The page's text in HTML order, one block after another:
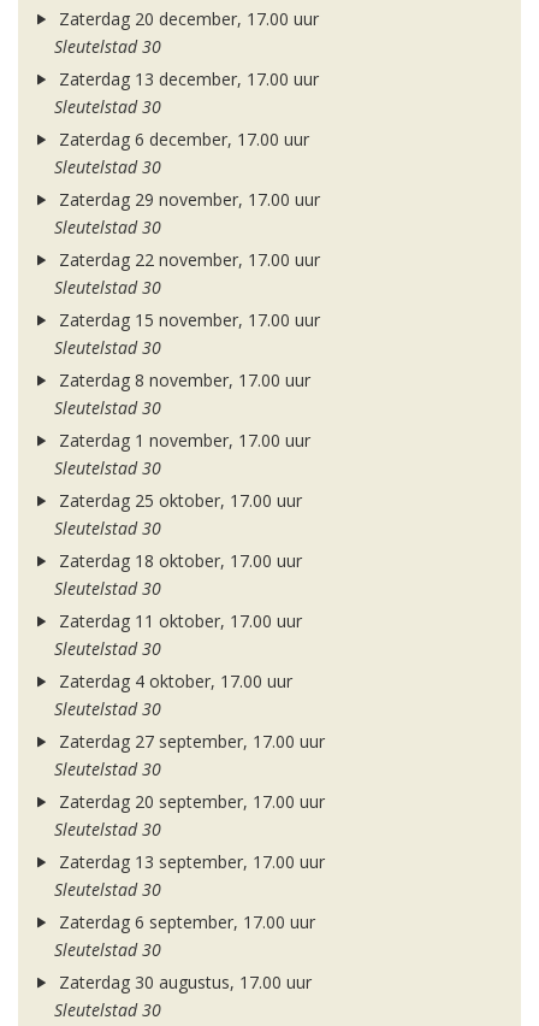
Zaterdag 20 december, 17.00 uur
Sleutelstad 30
Zaterdag 13 december, 17.00 uur
Sleutelstad 30
Zaterdag 6 december, 17.00 uur
Sleutelstad 30
Zaterdag 29 november, 17.00 uur
Sleutelstad 30
Zaterdag 22 november, 17.00 uur
Sleutelstad 30
Zaterdag 15 november, 17.00 uur
Sleutelstad 30
Zaterdag 8 november, 17.00 uur
Sleutelstad 30
Zaterdag 1 november, 17.00 uur
Sleutelstad 30
Zaterdag 25 oktober, 17.00 uur
Sleutelstad 30
Zaterdag 18 oktober, 17.00 uur
Sleutelstad 30
Zaterdag 11 oktober, 17.00 uur
Sleutelstad 30
Zaterdag 4 oktober, 17.00 uur
Sleutelstad 30
Zaterdag 27 september, 17.00 uur
Sleutelstad 30
Zaterdag 20 september, 17.00 uur
Sleutelstad 30
Zaterdag 13 september, 17.00 uur
Sleutelstad 30
Zaterdag 6 september, 17.00 uur
Sleutelstad 30
Zaterdag 30 augustus, 17.00 uur
Sleutelstad 30